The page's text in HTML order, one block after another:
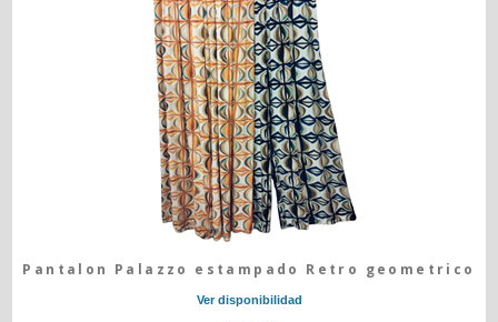
Pantalon Palazzo estampado Retro geometrico
Ver disponibilidad